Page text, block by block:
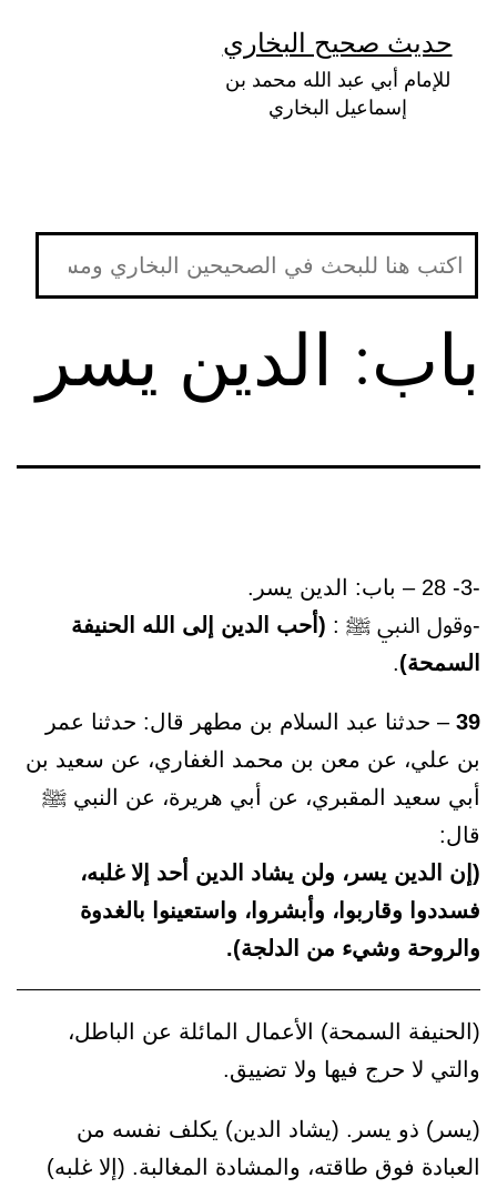
المحتوى
حديث صحيح البخاري
للإمام أبي عبد الله محمد بن
إسماعيل البخاري
باب: الدين يسر
-3- 28 – باب: الدين يسر.
-وقول النبي ﷺ : (أحب الدين إلى الله الحنيفة
السمحة).
39 – حدثنا عبد السلام بن مطهر قال: حدثنا عمر
بن علي، عن معن بن محمد الغفاري، عن سعيد بن
أبي سعيد المقبري، عن أبي هريرة، عن النبي ﷺ
قال:
(إن الدين يسر، ولن يشاد الدين أحد إلا غلبه،
فسددوا وقاربوا، وأبشروا، واستعينوا بالغدوة
والروحة وشيء من الدلجة).
(الحنيفة السمحة) الأعمال المائلة عن الباطل،
والتي لا حرج فيها ولا تضييق.
(يسر) ذو يسر. (يشاد الدين) يكلف نفسه من
العبادة فوق طاقته، والمشادة المغالبة. (إلا غلبه)